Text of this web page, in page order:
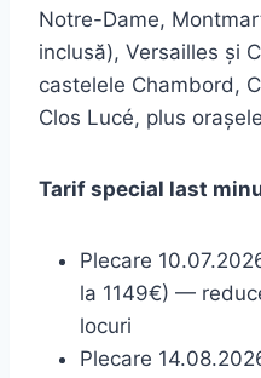
Notre-Dame,
inclusă), Versailles și
castelele Chambord,
Clos Lucé, plus
Tarif special last
Plecare
la 1149€) —
locuri
Plecare